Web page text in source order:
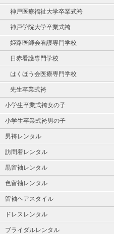
神戸医療福祉大学卒業式袴
神戸学院大学卒業式袴
姫路医師会看護専門学校
日赤看護専門学校
はくほう会医療専門学校
先生卒業式袴
小学生卒業式袴女の子
小学生卒業式袴男の子
男袴レンタル
訪問着レンタル
黒留袖レンタル
色留袖レンタル
留袖ヘアスタイル
ドレスレンタル
ブライダルレンタル